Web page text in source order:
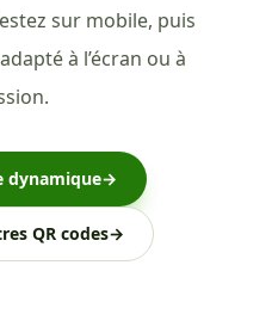
sur mobile, puis
à l’écran ou à
dynamique→
QR codes→